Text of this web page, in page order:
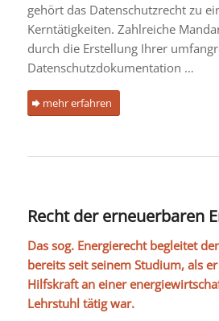
gehört das Datenschutzrecht zu
Kerntätigkeiten. Zahlreiche
durch die Erstellung Ihrer
Datenschutzdokumentation …
mehr erfahren
Recht der erneuerbaren
Das sog. Energierecht begleitet
bereits seit seinem Studium, als
Hilfskraft an einer
Lehrstuhl tätig war.